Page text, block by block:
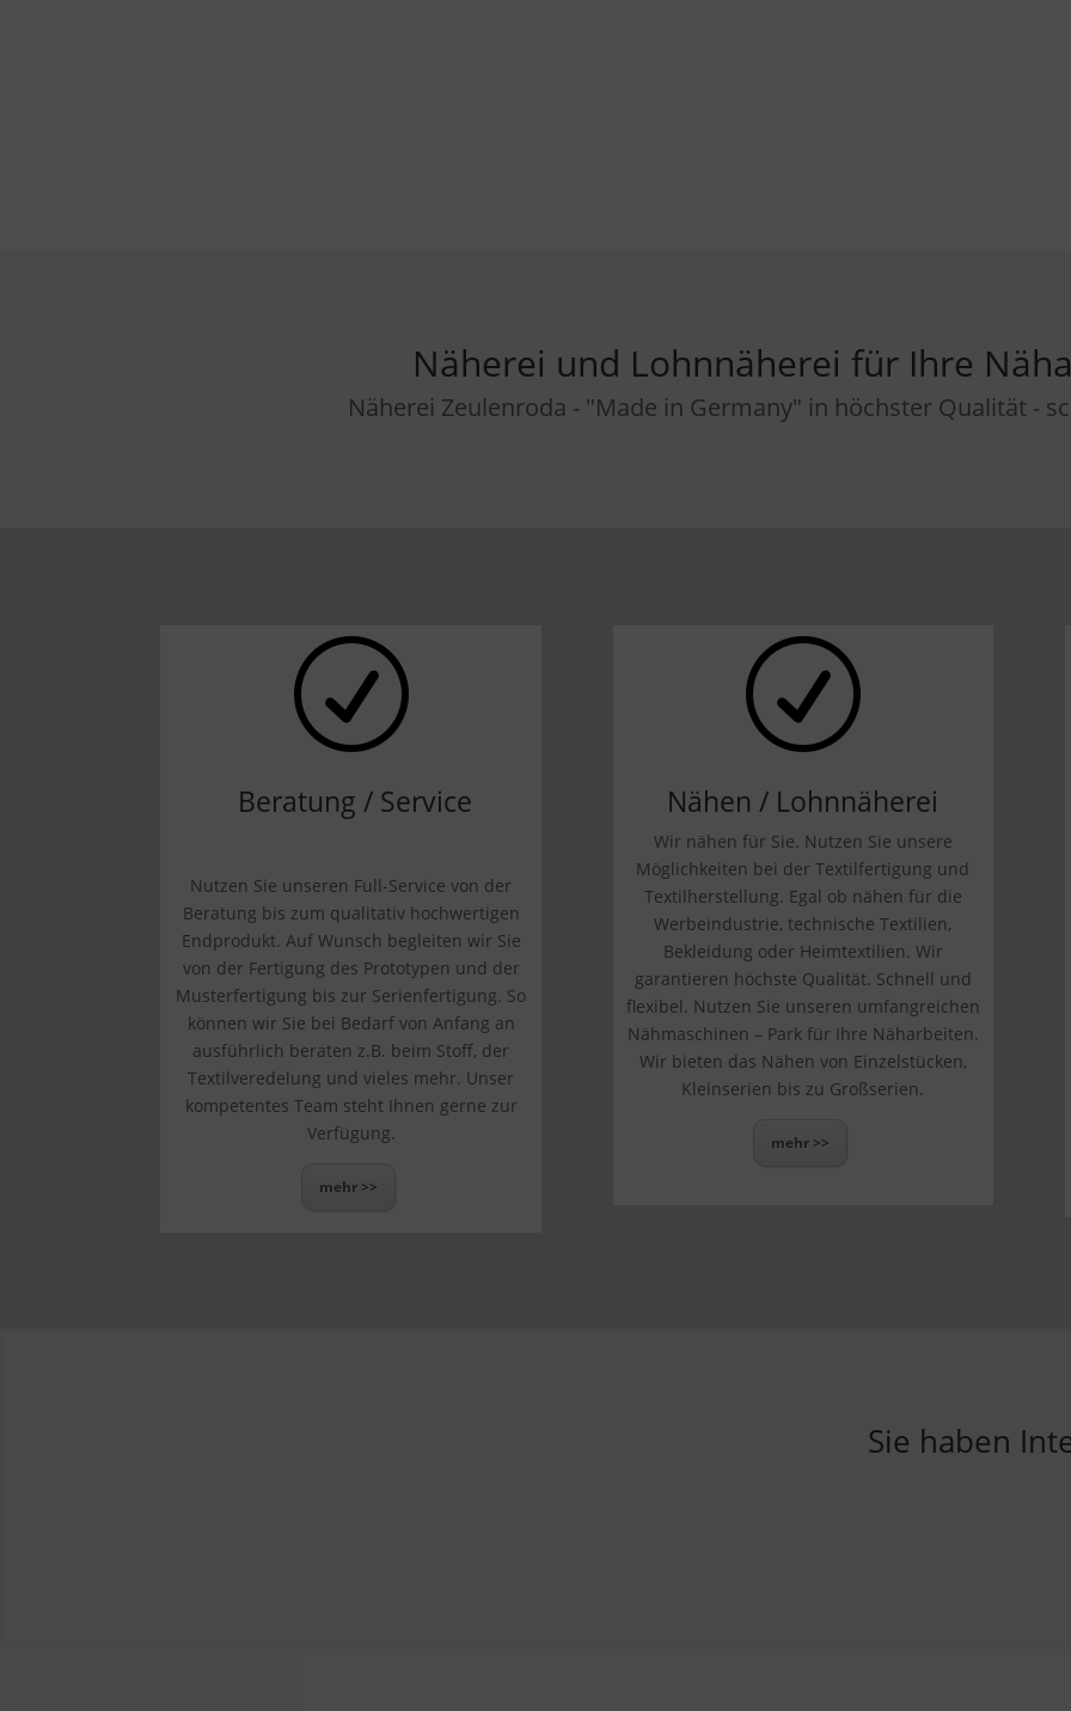
Näherei und Lohnnäherei für Ihre
Näherei Zeulenroda - "Made in Germany" in höchster Qualität -
R
Beratung / Service
Nutzen Sie unseren Full-Service von der
Beratung bis zum qualitativ hochwertigen
Endprodukt. Auf Wunsch begleiten wir Sie
von der Fertigung des Prototypen und der
Musterfertigung bis zur Serienfertigung. So
können wir Sie bei Bedarf von Anfang an
ausführlich beraten z.B. beim Stoff, der
Textilveredelung und vieles mehr. Unser
kompetentes Team steht Ihnen gerne zur
Verfügung.
mehr >>
R
Nähen / Lohnnäherei
Wir nähen für Sie. Nutzen Sie unsere
Möglichkeiten bei der Textilfertigung und
Textilherstellung. Egal ob nähen für die
Werbeindustrie, technische Textilien,
Bekleidung oder Heimtextilien. Wir
garantieren höchste Qualität. Schnell und
flexibel. Nutzen Sie unseren umfangreichen
Nähmaschinen – Park für Ihre Näharbeiten.
Wir bieten das Nähen von Einzelstücken,
Kleinserien bis zu Großserien.
mehr >>
Sie haben